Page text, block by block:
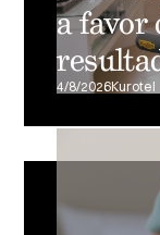
a favor
4/8/2026Kurotel